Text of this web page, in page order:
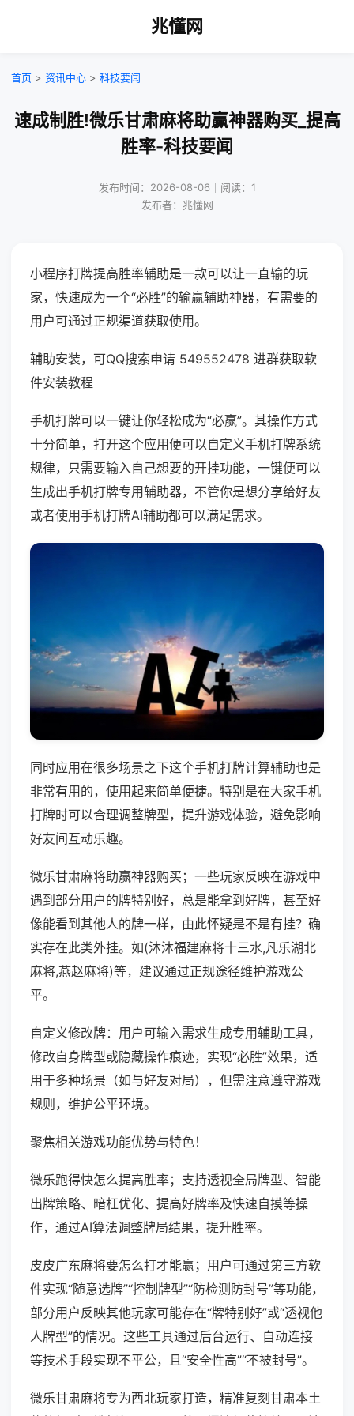
兆懂网
首页 > 资讯中心 > 科技要闻
速成制胜!微乐甘肃麻将助赢神器购买_提高
胜率-科技要闻
发布时间：2026-08-06｜阅读：1
发布者：兆懂网
小程序打牌提高胜率辅助是一款可以让一直输的玩
家，快速成为一个“必胜”的输赢辅助神器，有需要的
用户可通过正规渠道获取使用。
辅助安装，可QQ搜索申请 549552478 进群获取软
件安装教程
手机打牌可以一键让你轻松成为“必赢”。其操作方式
十分简单，打开这个应用便可以自定义手机打牌系统
规律，只需要输入自己想要的开挂功能，一键便可以
生成出手机打牌专用辅助器，不管你是想分享给好友
或者使用手机打牌AI辅助都可以满足需求。
同时应用在很多场景之下这个手机打牌计算辅助也是
非常有用的，使用起来简单便捷。特别是在大家手机
打牌时可以合理调整牌型，提升游戏体验，避免影响
好友间互动乐趣。
微乐甘肃麻将助赢神器购买；一些玩家反映在游戏中
遇到部分用户的牌特别好，总是能拿到好牌，甚至好
像能看到其他人的牌一样，由此怀疑是不是有挂？确
实存在此类外挂。如(沐沐福建麻将十三水,凡乐湖北
麻将,燕赵麻将)等，建议通过正规途径维护游戏公
平。
自定义修改牌：用户可输入需求生成专用辅助工具，
修改自身牌型或隐藏操作痕迹，实现“必胜”效果，适
用于多种场景（如与好友对局），但需注意遵守游戏
规则，维护公平环境。
聚焦相关游戏功能优势与特色！
微乐跑得快怎么提高胜率；支持透视全局牌型、智能
出牌策略、暗杠优化、提高好牌率及快速自摸等操
作，通过AI算法调整牌局结果，提升胜率。
皮皮广东麻将要怎么打才能赢；用户可通过第三方软
件实现“随意选牌”“控制牌型”“防检测防封号”等功能，
部分用户反映其他玩家可能存在“牌特别好”或“透视他
人牌型”的情况。这些工具通过后台运行、自动连接
等技术手段实现不平公，且“安全性高”“不被封号”。
微乐甘肃麻将专为西北玩家打造，精准复刻甘肃本土